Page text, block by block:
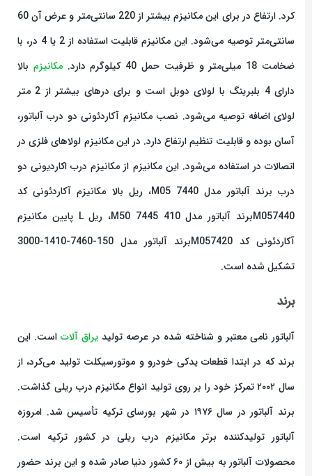
کرد. ارتفاع در برای این مکانیزم بیشتر از 220 سانتی‌متر و عرض آن 60
سانتی‌متر توصیه می‌شود. این مکانیزم قابلیت استفاده از 2 یا 4 در، با
ضخامت 18 میلی‌متر و ظرفیت حمل 40 کیلوگرم دارد.
مکانیزمبالا
دارای 4 بلبرینگ با لولای دوبل است و برای درهای بیشتر از 2 متر
لولای اضافه توصیه می‌شود. نصب مکانیزم آکاردئونی دو درب آلباتور،
آسان بوده و قابلیت تنظیم ارتفاع دارد. در این مکانیزم لولاهای فلزی در
اتصالات در استفاده می‌شود. این مکانیزم از مکانیزم درب اکاردیونی دو
درب برند آلباتور مدل M05 7440، ریل بالا مکانیزم آکاردئونی کد
M057440برند آلباتور مدل M50 7445 410، ریل L پایین مکانیزم
آکاردئونی کد M057420برند آلباتور مدل 150-7460-1410-3000
تشکیل شده است.
برند
آلباتور نامی معتبر و شناخته شده در عرصه تولیدیراق‌ آلاتاست. این
برند که در ابتدا قطعات یدکی خودرو و موتورسیکلت تولید می‌کرد، از
سال ۲۰۰۲ تمرکز خود را بر روی تولید انواع مکانیزم درب ریلی گذاشت.
برند آلباتور در سال ۱۹۷۶ در شهر بورسای ترکیه تأسیس شد. امروزه
آلباتور تولیدکننده برتر مکانیزم درب ریلی در کشور ترکیه است.
محصولات آلباتور به بیش از ۶۰ کشور دنیا صادر شده و این برند حضور